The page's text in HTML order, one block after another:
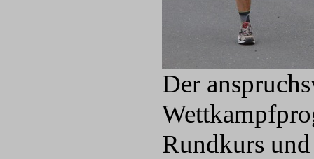
Der
Rundkurs